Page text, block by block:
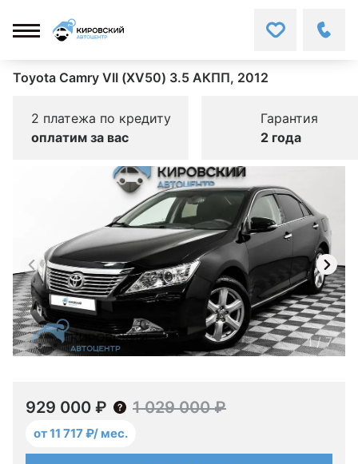
Toyota Camry VII (XV50) 3.5 АКПП, 2012
2 платежа по кредиту
оплатим за вас
Гарантия
2 года
1/7
929 000 ₽ 1 029 000 ₽
от 11 717 ₽/ мес.